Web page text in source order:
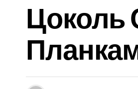
Цоколь